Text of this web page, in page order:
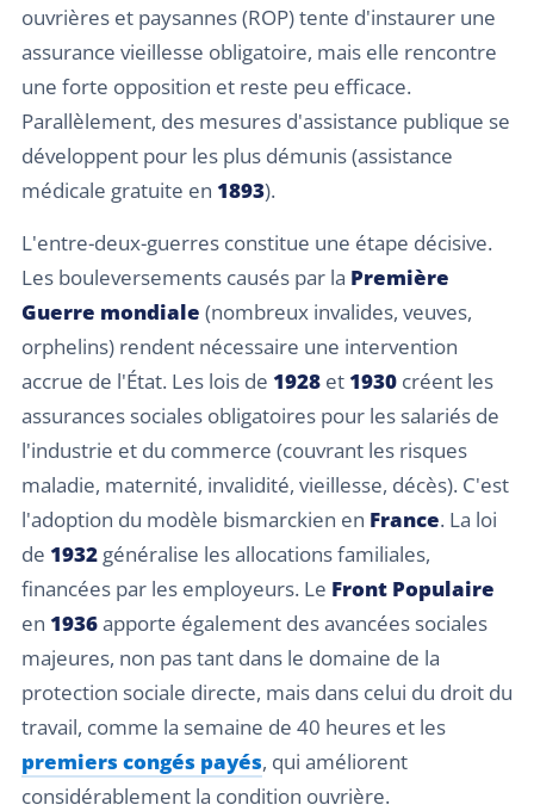
ouvrières et paysannes (ROP) tente d'instaurer une
assurance vieillesse obligatoire, mais elle rencontre
une forte opposition et reste peu efficace.
Parallèlement, des mesures d'assistance publique se
développent pour les plus démunis (assistance
médicale gratuite en 1893).
L'entre-deux-guerres constitue une étape décisive.
Les bouleversements causés par la Première
Guerre mondiale (nombreux invalides, veuves,
orphelins) rendent nécessaire une intervention
accrue de l'État. Les lois de 1928 et 1930 créent les
assurances sociales obligatoires pour les salariés de
l'industrie et du commerce (couvrant les risques
maladie, maternité, invalidité, vieillesse, décès). C'est
l'adoption du modèle bismarckien en France. La loi
de 1932 généralise les allocations familiales,
financées par les employeurs. Le Front Populaire
en 1936apporte également des avancées sociales
majeures, non pas tant dans le domaine de la
protection sociale directe, mais dans celui du droit du
travail, comme la semaine de 40 heures et les
premiers congés payés, qui améliorent
considérablement la condition ouvrière.